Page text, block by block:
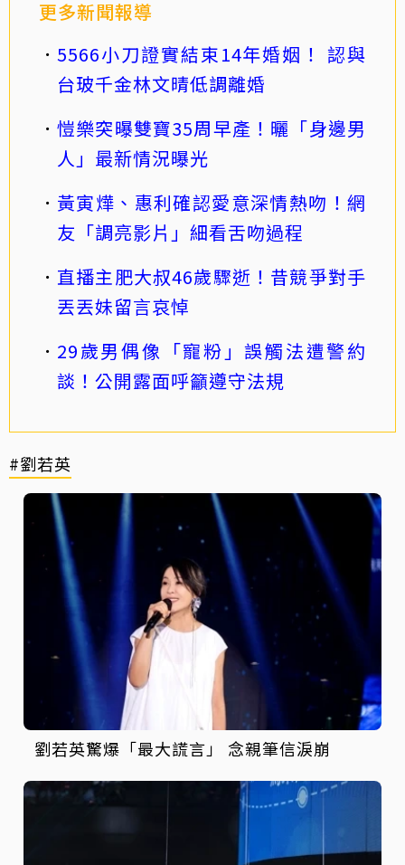
更多新聞報導
5566小刀證實結束14年婚姻！ 認與
台玻千金林文晴低調離婚
愷樂突曝雙寶35周早產！曬「身邊男
人」最新情況曝光
黃寅燁、惠利確認愛意深情熱吻！網
友「調亮影片」細看舌吻過程
直播主肥大叔46歲驟逝！昔競爭對手
丟丟妹留言哀悼
29歲男偶像「寵粉」誤觸法遭警約
談！公開露面呼籲遵守法規
#劉若英
劉若英驚爆「最大謊言」 念親筆信淚崩